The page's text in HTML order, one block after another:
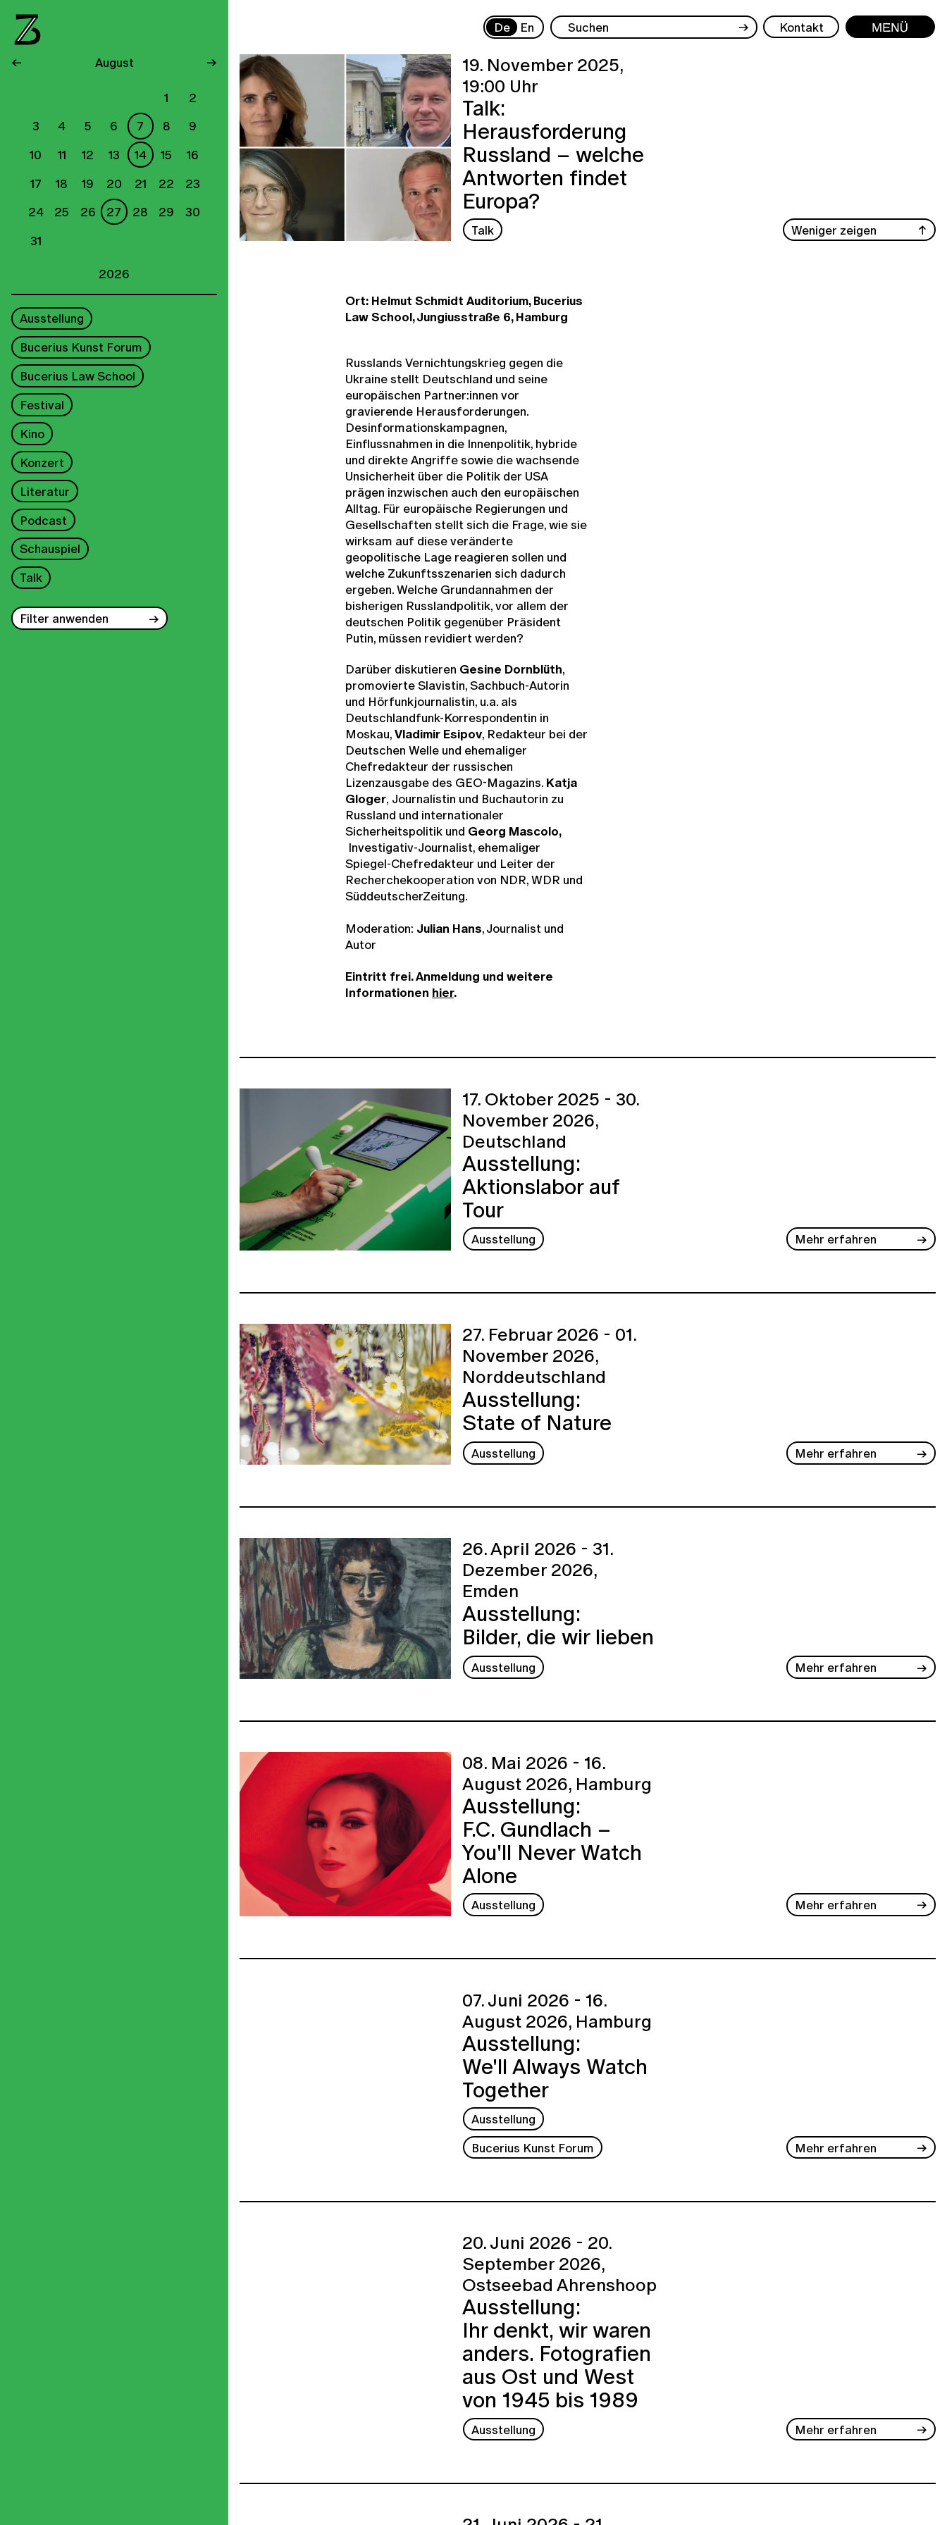
De En → Kontakt Menü
← August →
1
2
3
4 5 6 7 8
9
10
11 12 13 14 15
16
17
18 19 20 21 22
23
24
25 26 27 28 29
30
31
2026
Ausstellung
Bucerius Kunst Forum
Bucerius Law School
Festival
Kino
Konzert
Literatur
Podcast
Schauspiel
Talk
Filter anwenden
19. November 2025,
19:00 Uhr
Talk:
Herausforderung
Russland – welche
Antworten findet
Europa?
Talk Weniger zeigen
Ort: Helmut Schmidt Auditorium, Bucerius
Law School, Jungiusstraße 6, Hamburg
Russlands Vernichtungskrieg gegen die
Ukraine stellt Deutschland und seine
europäischen Partner:innen vor
gravierende Herausforderungen.
Desinformationskampagnen,
Einflussnahmen in die Innenpolitik, hybride
und direkte Angriffe sowie die wachsende
Unsicherheit über die Politik der USA
prägen inzwischen auch den europäischen
Alltag. Für europäische Regierungen und
Gesellschaften stellt sich die Frage, wie sie
wirksam auf diese veränderte
geopolitische Lage reagieren sollen und
welche Zukunftsszenarien sich dadurch
ergeben. Welche Grundannahmen der
bisherigen Russlandpolitik, vor allem der
deutschen Politik gegenüber Präsident
Putin, müssen revidiert werden?
Darüber diskutieren Gesine Dornblüth,
promovierte Slavistin, Sachbuch-Autorin
und Hörfunkjournalistin, u.a. als
Deutschlandfunk-Korrespondentin in
Moskau,Vladimir Esipov, Redakteur bei der
Deutschen Welle und ehemaliger
Chefredakteur der russischen
Lizenzausgabe des GEO-Magazins. Katja
Gloger, Journalistin und Buchautorin zu
Russland und internationaler
Sicherheitspolitik und Georg Mascolo,
Investigativ-Journalist, ehemaliger
Spiegel-Chefredakteur und Leiter der
Recherchekooperation von NDR, WDR und
SüddeutscherZeitung.
Moderation: Julian Hans, Journalist und
Autor
Eintritt frei. Anmeldung und weitere
Informationen hier.
17. Oktober 2025 - 30.
November 2026,
Deutschland
Ausstellung:
Aktionslabor auf
Tour
Ausstellung Mehr erfahren
27. Februar 2026 - 01.
November 2026,
Norddeutschland
Ausstellung:
State of Nature
Ausstellung Mehr erfahren
26. April 2026 - 31.
Dezember 2026,
Emden
Ausstellung:
Bilder, die wir lieben
Ausstellung Mehr erfahren
08. Mai 2026 - 16.
August 2026, Hamburg
Ausstellung:
F.C. Gundlach –
You'll Never Watch
Alone
Ausstellung Mehr erfahren
07. Juni 2026 - 16.
August 2026, Hamburg
Ausstellung:
We'll Always Watch
Together
Ausstellung
Bucerius Kunst Forum
Mehr erfahren
20. Juni 2026 - 20.
September 2026,
Ostseebad Ahrenshoop
Ausstellung:
Ihr denkt, wir waren
anders. Fotografien
aus Ost und West
von 1945 bis 1989
Ausstellung Mehr erfahren